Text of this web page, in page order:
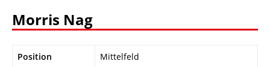
Morris Nag
Position Mittelfeld